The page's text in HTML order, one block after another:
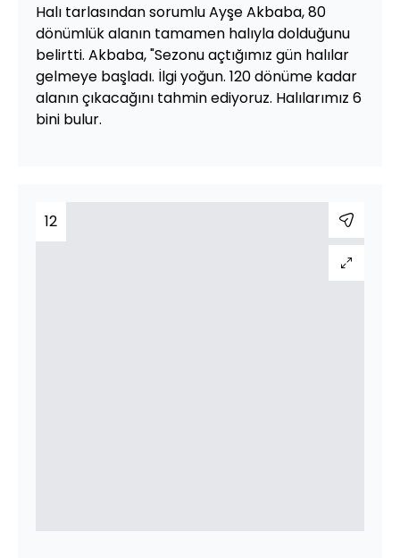
Halı tarlasından sorumlu Ayşe Akbaba, 80
dönümlük alanın tamamen halıyla dolduğunu
belirtti. Akbaba, "Sezonu açtığımız gün halılar
gelmeye başladı. İlgi yoğun. 120 dönüme kadar
alanın çıkacağını tahmin ediyoruz. Halılarımız 6
bini bulur.
12